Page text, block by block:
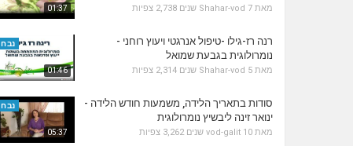
01:37 מאת Shahar-vod 7 שנים 2,738 צפיות
01:46
רנה רז-גילו -טיפול אנרגטי ויעוץ רוחני -
נומרולוגית בגבעת שמואל
מאת Shahar-vod 5 שנים 2,314 צפיות
05:37
סודות בתאריך הלידה, משמעות חודש הלידה -
ינואר זינה ליבשיץ נומרולוגית
מאת vod-galit 10 שנים 3,262 צפיות